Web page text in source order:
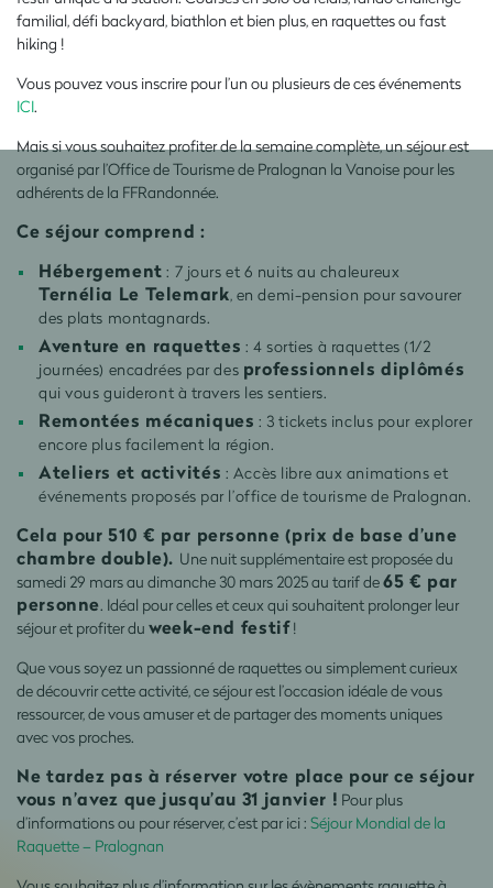
familial, défi backyard, biathlon et bien plus, en raquettes ou fast
hiking !
Vous pouvez vous inscrire pour l’un ou plusieurs de ces événements
ICI.
Mais si vous souhaitez profiter de la semaine complète, un séjour est
organisé par l’Office de Tourisme de Pralognan la Vanoise pour les
adhérents de la FFRandonnée.
Ce séjour comprend :
Hébergement : 7 jours et 6 nuits au chaleureux
Ternélia Le Telemark, en demi-pension pour savourer
des plats montagnards.
Aventure en raquettes : 4 sorties à raquettes (1/2
journées) encadrées par des professionnels diplômés
qui vous guideront à travers les sentiers.
Remontées mécaniques : 3 tickets inclus pour explorer
encore plus facilement la région.
Ateliers et activités : Accès libre aux animations et
événements proposés par l’office de tourisme de Pralognan.
Cela pour 510 € par personne (prix de base d’une
chambre double). Une nuit supplémentaire est proposée du
samedi 29 mars au dimanche 30 mars 2025 au tarif de65 € par
personne. Idéal pour celles et ceux qui souhaitent prolonger leur
séjour et profiter du week-end festif!
Que vous soyez un passionné de raquettes ou simplement curieux
de découvrir cette activité, ce séjour est l’occasion idéale de vous
ressourcer, de vous amuser et de partager des moments uniques
avec vos proches.
Ne tardez pas à réserver votre place pour ce séjour
vous n’avez que jusqu’au 31 janvier ! Pour plus
d’informations ou pour réserver, c’est par ici : Séjour Mondial de la
Raquette – Pralognan